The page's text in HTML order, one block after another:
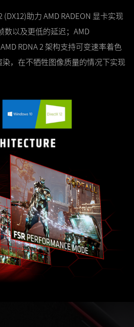
(DX12)助力 AMD RADEON 显卡实现
数以及更低的延迟；AMD
RDNA 2 架构支持可变速率着色
染，在不牺牲图像质量的情况下实现